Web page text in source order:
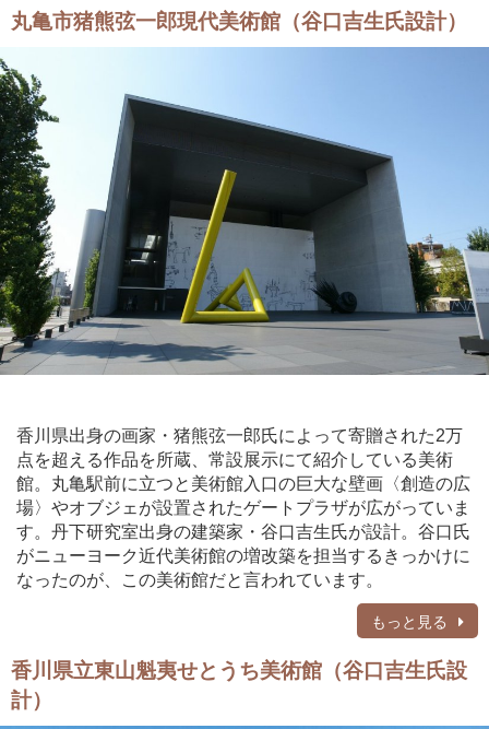
丸亀市猪熊弦一郎現代美術館（谷口吉生氏設計）
香川県出身の画家・猪熊弦一郎氏によって寄贈された2万
点を超える作品を所蔵、常設展示にて紹介している美術
館。丸亀駅前に立つと美術館入口の巨大な壁画〈創造の広
場〉やオブジェが設置されたゲートプラザが広がっていま
す。丹下研究室出身の建築家・谷口吉生氏が設計。谷口氏
がニューヨーク近代美術館の増改築を担当するきっかけに
なったのが、この美術館だと言われています。
もっと見る
香川県立東山魁夷せとうち美術館（谷口吉生氏設
計）